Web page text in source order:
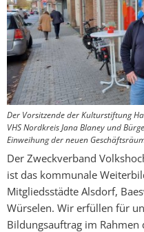
Der Vorsitzende der Kulturstiftung
VHS Nordkreis Jana Blaney und
Einweihung der neuen
Der Zweckverband
ist das kommunale
Mitgliedsstädte Alsdorf,
Würselen. Wir erfüllen für
Bildungsauftrag im Rahmen